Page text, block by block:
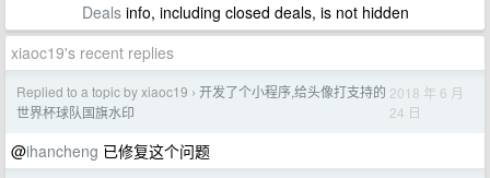
Dealsinfo, including closed deals, is not hidden
xiaoc19's recent replies
Replied to a topic by xiaoc19 › 开发了个小程序,给头像打支持的
世界杯球队国旗水印
2018 年 6 月
24 日
@ihancheng 已修复这个问题